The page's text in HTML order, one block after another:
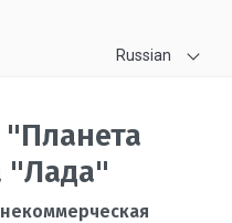
Russian
"Лада"